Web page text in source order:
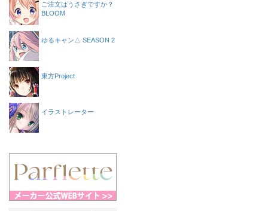
ご注文はうさぎですか？
BLOOM
ゆるキャン△ SEASON 2
東方Project
イラストレーター